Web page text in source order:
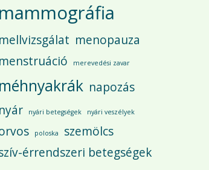
mammográfia
mellvizsgálat menopauza
menstruáció
merevedési zavar
méhnyakrák napozás
nyár
nyári betegségek nyári veszélyek
poloska
szemölcs
érrendszeri betegségek